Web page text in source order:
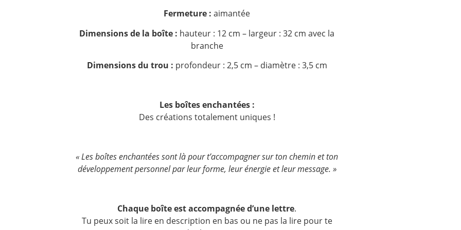
Fermeture : aimantée
Dimensions de la boîte : hauteur : 12 cm – largeur : 32 cm avec la
branche
Dimensions du trou : profondeur : 2,5 cm – diamètre : 3,5 cm
Les boîtes enchantées :
Des créations totalement uniques !
« Les boîtes enchantées sont là pour t’accompagner sur ton chemin et ton
développement personnel par leur forme, leur énergie et leur message. »
Chaque boîte est accompagnée d’une lettre.
Tu peux soit la lire en description en bas ou ne pas la lire pour te